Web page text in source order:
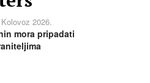
2026.
mora pripadati